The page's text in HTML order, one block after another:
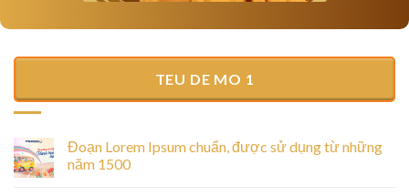
TEU DE MO 1
Đoạn Lorem Ipsum chuẩn, được sử dụng từ những
năm 1500